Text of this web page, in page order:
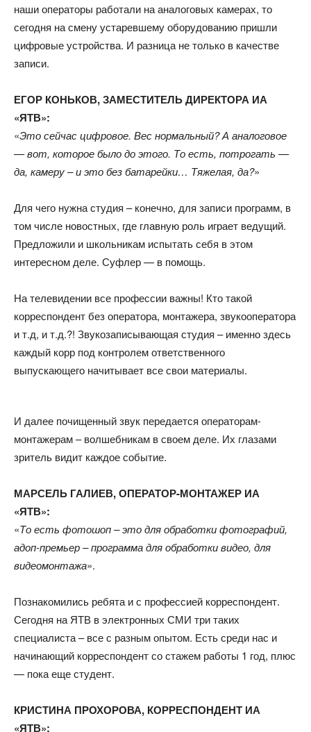
наши операторы работали на аналоговых камерах, то
сегодня на смену устаревшему оборудованию пришли
цифровые устройства. И разница не только в качестве
записи.
ЕГОР КОНЬКОВ, ЗАМЕСТИТЕЛЬ ДИРЕКТОРА ИА
«ЯТВ»:
«Это сейчас цифровое. Вес нормальный? А аналоговое
— вот, которое было до этого. То есть, потрогать —
да, камеру – и это без батарейки… Тяжелая, да?»
Для чего нужна студия – конечно, для записи программ, в
том числе новостных, где главную роль играет ведущий.
Предложили и школьникам испытать себя в этом
интересном деле. Суфлер — в помощь.
На телевидении все профессии важны! Кто такой
корреспондент без оператора, монтажера, звукооператора
и т.д, и т.д.?! Звукозаписывающая студия – именно здесь
каждый корр под контролем ответственного
выпускающего начитывает все свои материалы.
И далее почищенный звук передается операторам-
монтажерам – волшебникам в своем деле. Их глазами
зритель видит каждое событие.
МАРСЕЛЬ ГАЛИЕВ, ОПЕРАТОР-МОНТАЖЕР ИА
«ЯТВ»:
«То есть фотошоп – это для обработки фотографий,
адоп-премьер – программа для обработки видео, для
видеомонтажа».
Познакомились ребята и с профессией корреспондент.
Сегодня на ЯТВ в электронных СМИ три таких
специалиста – все с разным опытом. Есть среди нас и
начинающий корреспондент со стажем работы 1 год, плюс
— пока еще студент.
КРИСТИНА ПРОХОРОВА, КОРРЕСПОНДЕНТ ИА
«ЯТВ»: